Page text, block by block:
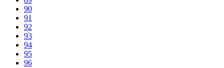
90
91
92
93
94
95
96